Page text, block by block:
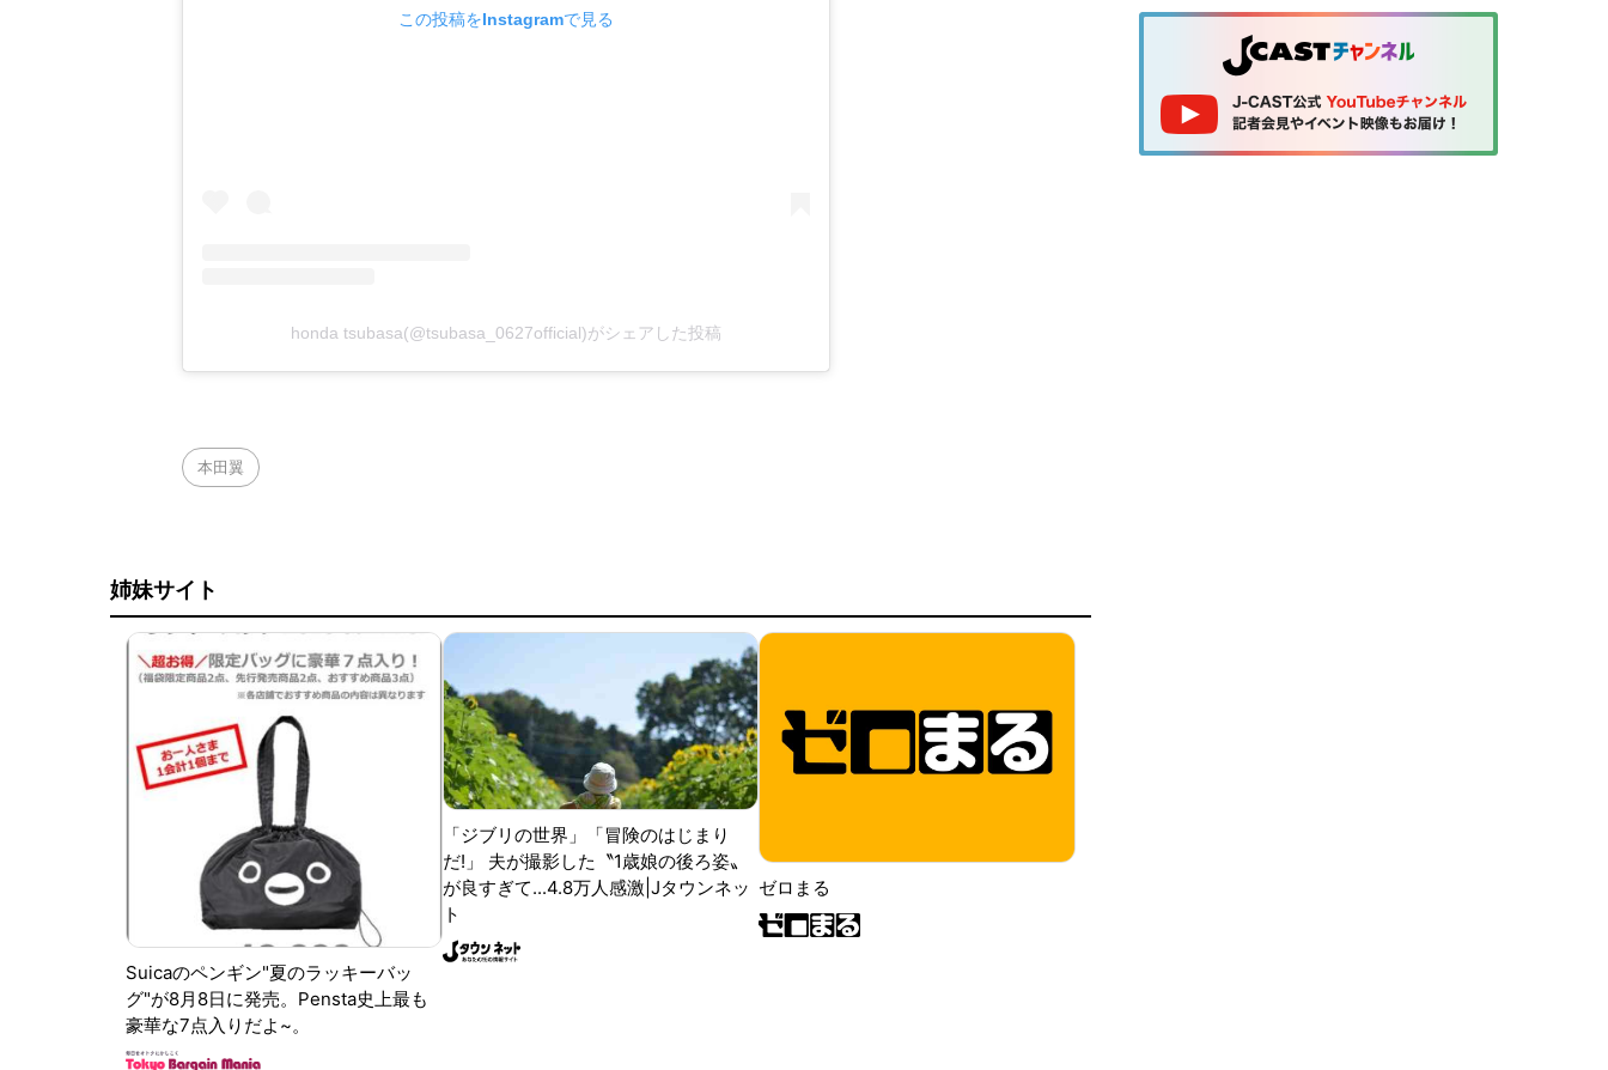
この投稿をInstagramで見る
honda tsubasa(@tsubasa_0627official)がシェアした投稿
本田翼
姉妹サイト
Suicaのペンギン"夏のラッキーバッ
グ"が8月8日に発売。Pensta史上最も
豪華な7点入りだよ~。
「ジブリの世界」「冒険のはじまり
だ!」 夫が撮影した〝1歳娘の後ろ姿〟
が良すぎて...4.8万人感激|Jタウンネッ
ト
ゼロまる